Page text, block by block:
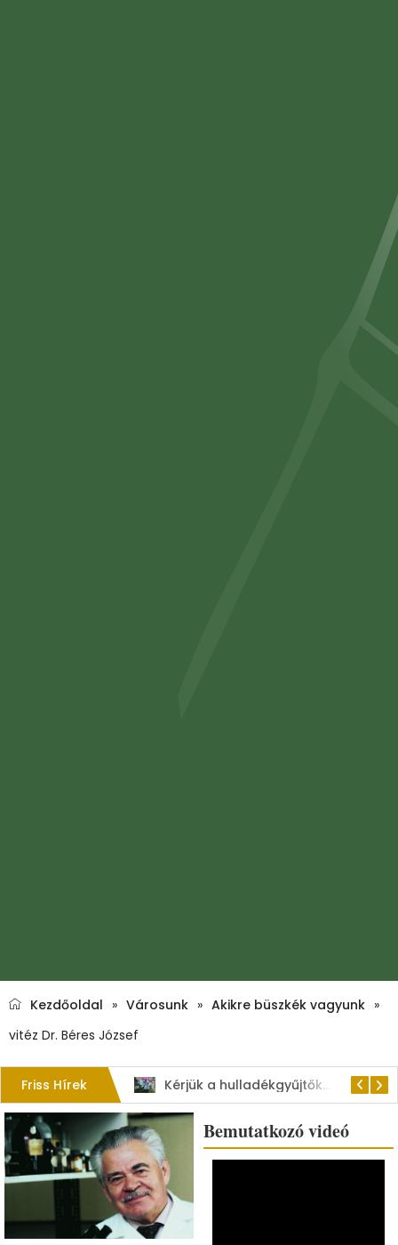
Kezdőoldal » Városunk » Akikre büszkék vagyunk »
vitéz Dr. Béres József
Friss Hírek Kérjük a hulladékgyűjtők rendeltetésszerű használatát!
Bemutatkozó videó